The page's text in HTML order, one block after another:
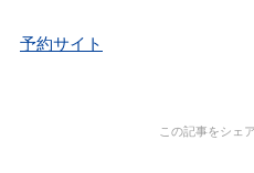
予約サイト
この記事をシェ